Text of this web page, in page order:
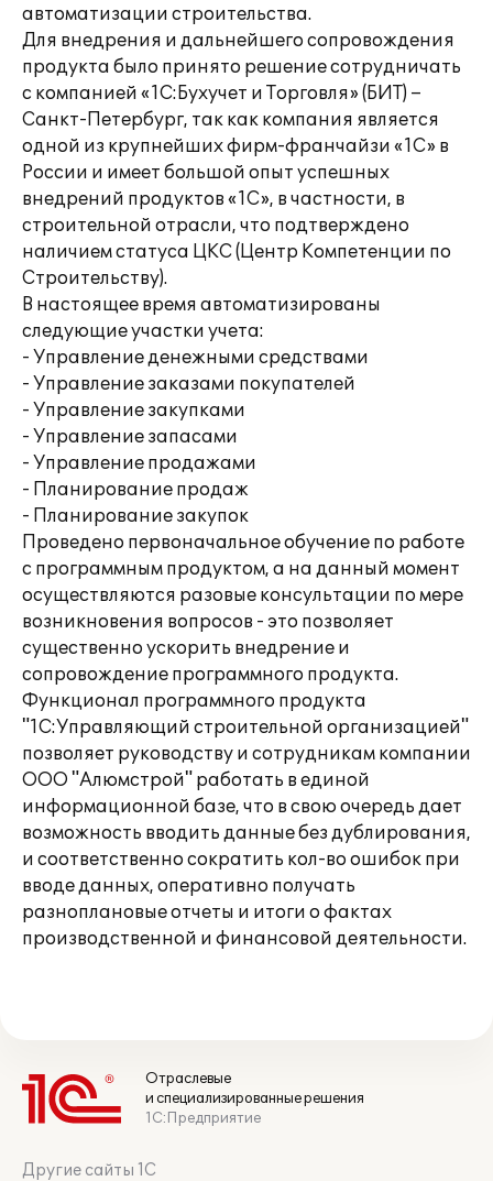
автоматизации строительства.
Для внедрения и дальнейшего сопровождения
продукта было принято решение сотрудничать
с компанией «1С:Бухучет и Торговля» (БИТ) –
Санкт-Петербург, так как компания является
одной из крупнейших фирм-франчайзи «1С» в
России и имеет большой опыт успешных
внедрений продуктов «1С», в частности, в
строительной отрасли, что подтверждено
наличием статуса ЦКС (Центр Компетенции по
Строительству).
В настоящее время автоматизированы
следующие участки учета:
- Управление денежными средствами
- Управление заказами покупателей
- Управление закупками
- Управление запасами
- Управление продажами
- Планирование продаж
- Планирование закупок
Проведено первоначальное обучение по работе
с программным продуктом, а на данный момент
осуществляются разовые консультации по мере
возникновения вопросов - это позволяет
существенно ускорить внедрение и
сопровождение программного продукта.
Функционал программного продукта
"1С:Управляющий строительной организацией"
позволяет руководству и сотрудникам компании
ООО "Алюмстрой" работать в единой
информационной базе, что в свою очередь дает
возможность вводить данные без дублирования,
и соответственно сократить кол-во ошибок при
вводе данных, оперативно получать
разноплановые отчеты и итоги о фактах
производственной и финансовой деятельности.
Отраслевые
и специализированные решения
1С:Предприятие
Другие сайты 1С